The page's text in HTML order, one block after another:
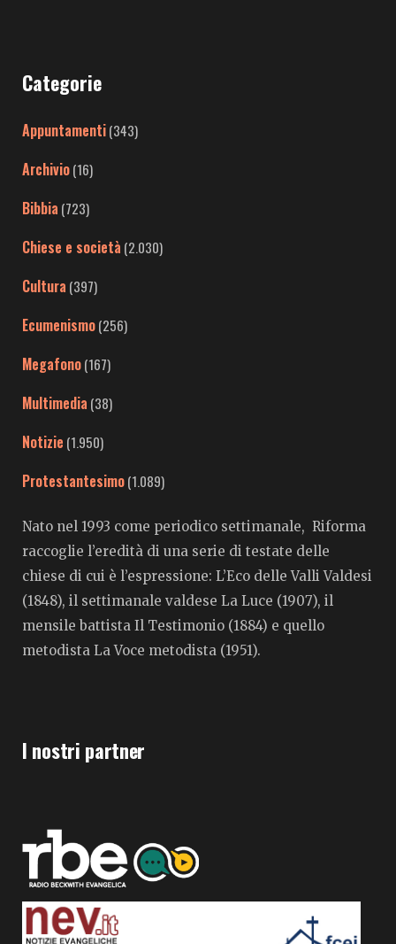
Categorie
Appuntamenti(343)
Archivio(16)
Bibbia (723)
Chiese e società (2.030)
Cultura (397)
Ecumenismo(256)
Megafono(167)
Multimedia (38)
Notizie (1.950)
Protestantesimo(1.089)
Nato nel 1993 come periodico settimanale, Riforma
raccoglie l’eredità di una serie di testate delle
chiese di cui è l’espressione: L’Eco delle Valli Valdesi
(1848), il settimanale valdese La Luce (1907), il
mensile battista Il Testimonio (1884) e quello
metodista La Voce metodista (1951).
I nostri partner